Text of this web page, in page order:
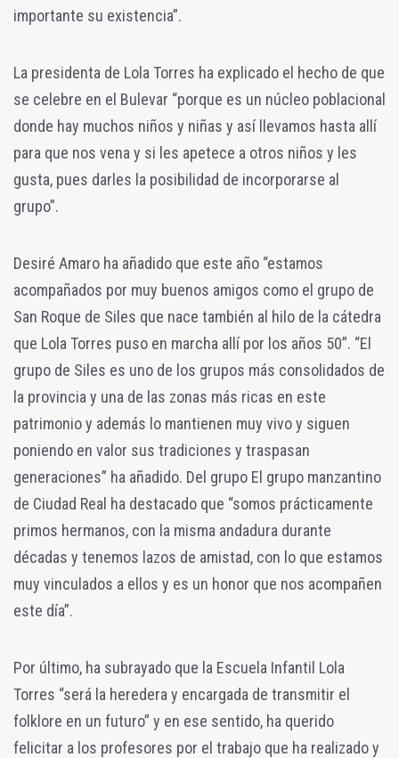
importante su existencia”.
La presidenta de Lola Torres ha explicado el hecho de que
se celebre en el Bulevar “porque es un núcleo poblacional
donde hay muchos niños y niñas y así llevamos hasta allí
para que nos vena y si les apetece a otros niños y les
gusta, pues darles la posibilidad de incorporarse al
grupo”.
Desiré Amaro ha añadido que este año “estamos
acompañados por muy buenos amigos como el grupo de
San Roque de Siles que nace también al hilo de la cátedra
que Lola Torres puso en marcha allí por los años 50”. “El
grupo de Siles es uno de los grupos más consolidados de
la provincia y una de las zonas más ricas en este
patrimonio y además lo mantienen muy vivo y siguen
poniendo en valor sus tradiciones y traspasan
generaciones” ha añadido. Del grupo El grupo manzantino
de Ciudad Real ha destacado que “somos prácticamente
primos hermanos, con la misma andadura durante
décadas y tenemos lazos de amistad, con lo que estamos
muy vinculados a ellos y es un honor que nos acompañen
este día”.
Por último, ha subrayado que la Escuela Infantil Lola
Torres “será la heredera y encargada de transmitir el
folklore en un futuro” y en ese sentido, ha querido
felicitar a los profesores por el trabajo que ha realizado y